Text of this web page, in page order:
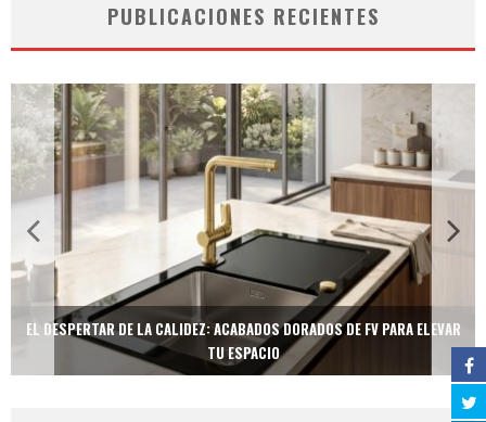
PUBLICACIONES RECIENTES
EL DESPERTAR DE LA CALIDEZ: ACABADOS DORADOS DE FV PARA ELEVAR
TU ESPACIO